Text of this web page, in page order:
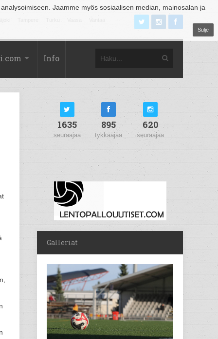
Jaamme myös sosiaalisen median, mainosalan ja
Sulje
Info
1635
seuraajaa
895
tykkääjää
620
seuraajaa
Galleriat